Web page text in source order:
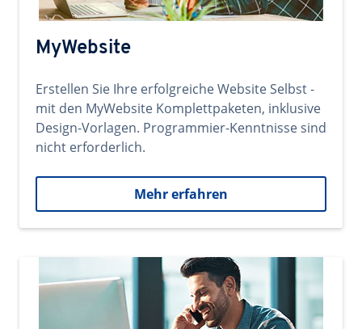
MyWebsite
Erstellen Sie Ihre erfolgreiche Website Selbst -
mit den MyWebsite Komplettpaketen, inklusive
Design-Vorlagen. Programmier-Kenntnisse sind
nicht erforderlich.
Mehr erfahren